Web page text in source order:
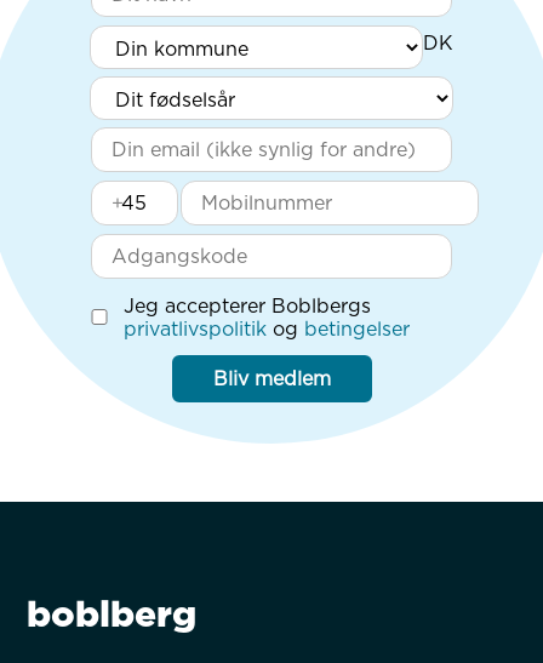
+
Jeg accepterer Boblbergs
privatlivspolitik og betingelser
Bliv medlem
boblberg